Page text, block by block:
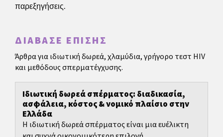
παρεξηγήσεις.
ΔΙΆΒΑΣΕ ΕΠΊΣΗΣ
Άρθρα για ιδιωτική δωρεά, χλαμύδια, γρήγορο τεστ HIV
και μεθόδους σπερματέγχυσης.
Ιδιωτική δωρεά σπέρματος: διαδικασία,
ασφάλεια, κόστος & νομικό πλαίσιο στην
Ελλάδα
Η ιδιωτική δωρεά σπέρματος είναι μια ευέλικτη